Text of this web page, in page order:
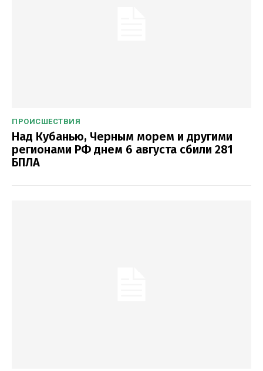
ПРОИСШЕСТВИЯ
Над Кубанью, Черным морем и другими
регионами РФ днем 6 августа сбили 281
БПЛА